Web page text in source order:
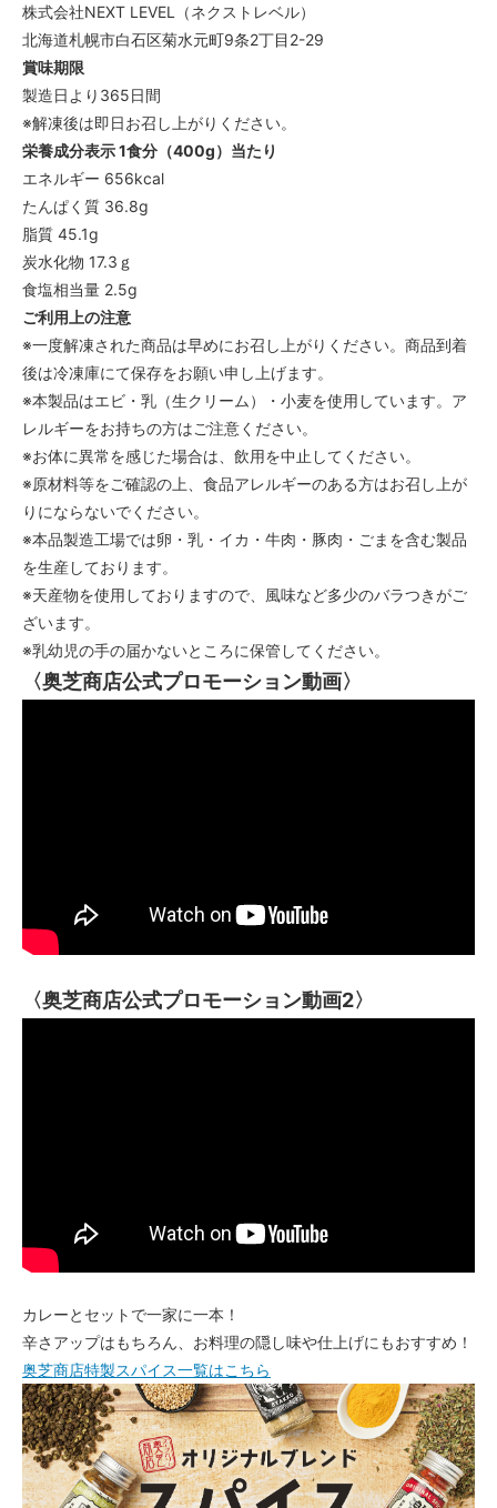
株式会社NEXT LEVEL（ネクストレベル）
北海道札幌市白石区菊水元町9条2丁目2-29
賞味期限
製造日より365日間
※解凍後は即日お召し上がりください。
栄養成分表示 1食分（400g）当たり
エネルギー 656kcal
たんぱく質 36.8g
脂質 45.1g
炭水化物 17.3ｇ
食塩相当量 2.5g
ご利用上の注意
※一度解凍された商品は早めにお召し上がりください。商品到着
後は冷凍庫にて保存をお願い申し上げます。
※本製品はエビ・乳（生クリーム）・小麦を使用しています。ア
レルギーをお持ちの方はご注意ください。
※お体に異常を感じた場合は、飲用を中止してください。
※原材料等をご確認の上、食品アレルギーのある方はお召し上が
りにならないでください。
※本品製造工場では卵・乳・イカ・牛肉・豚肉・ごまを含む製品
を生産しております。
※天産物を使用しておりますので、風味など多少のバラつきがご
ざいます。
※乳幼児の手の届かないところに保管してください。
〈奥芝商店公式プロモーション動画〉
〈奥芝商店公式プロモーション動画2〉
カレーとセットで一家に一本！
辛さアップはもちろん、お料理の隠し味や仕上げにもおすすめ！
奥芝商店特製スパイス一覧はこちら